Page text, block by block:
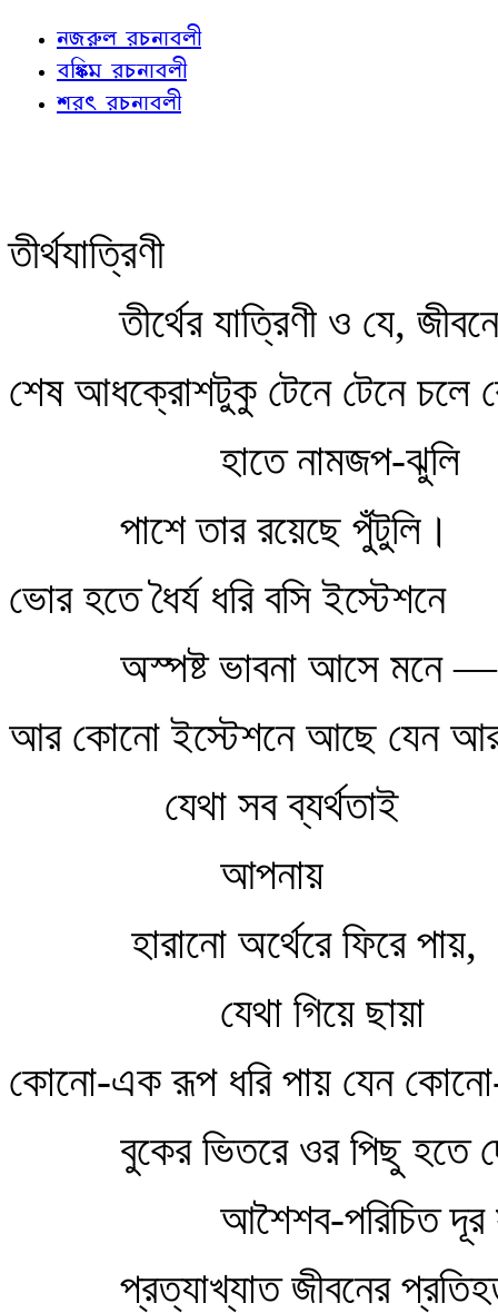
নজরুল রচনাবলী
বঙ্কিম রচনাবলী
শরৎ রচনাবলী
তীর্থযাত্রিণী
তীর্থের যাত্রিণী ও যে,
শেষ আধক্রোশটুকু টেনে টেনে
হাতে নামজপ-ঝুলি
পাশে তার রয়েছে পুঁটুলি।
ভোর হতে ধৈর্য ধরি বসি ইস্টেশনে
অস্পষ্ট ভাবনা আসে মনে —
আর কোনো ইস্টেশনে আছে যেন
যেথা সব ব্যর্থতাই
আপনায়
হারানো অর্থেরে ফিরে পায়,
যেথা গিয়ে ছায়া
কোনো-এক রূপ ধরি পায় যেন
বুকের ভিতরে ওর পিছু হতে
আশৈশব-পরিচিত
প্রত্যাখ্যাত জীবনের